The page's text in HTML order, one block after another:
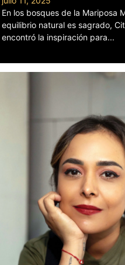
En los bosques de la Mariposa
equilibrio natural es sagrado,
encontró la inspiración para...